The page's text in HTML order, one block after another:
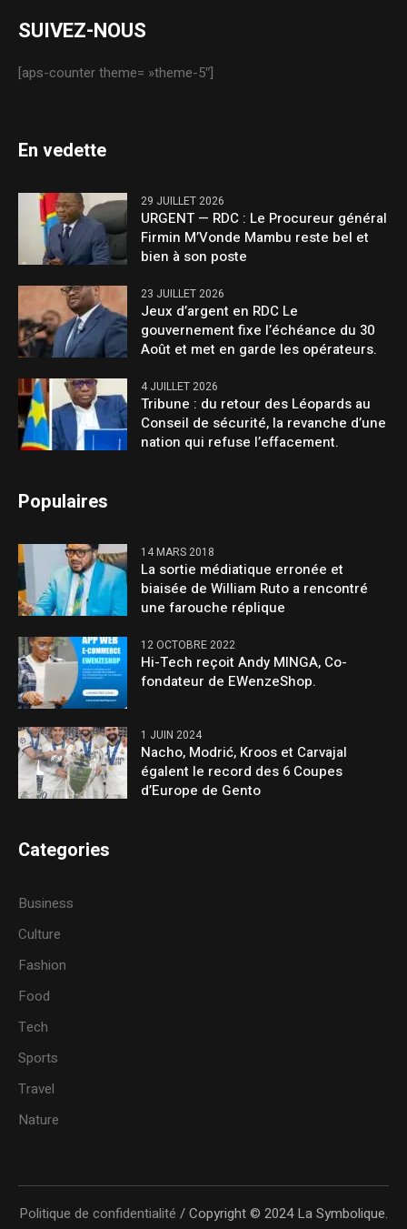
SUIVEZ-NOUS
[aps-counter theme= »theme-5″]
En vedette
29 JUILLET 2026
URGENT — RDC : Le Procureur général
Firmin M’Vonde Mambu reste bel et
bien à son poste
23 JUILLET 2026
Jeux d’argent en RDC Le
gouvernement fixe l’échéance du 30
Août et met en garde les opérateurs.
4 JUILLET 2026
Tribune : du retour des Léopards au
Conseil de sécurité, la revanche d’une
nation qui refuse l’effacement.
Populaires
14 MARS 2018
La sortie médiatique erronée et
biaisée de William Ruto a rencontré
une farouche réplique
12 OCTOBRE 2022
Hi-Tech reçoit Andy MINGA, Co-
fondateur de EWenzeShop.
1 JUIN 2024
Nacho, Modrić, Kroos et Carvajal
égalent le record des 6 Coupes
d’Europe de Gento
Categories
Business
Culture
Fashion
Food
Tech
Sports
Travel
Nature
Politique de confidentialité / Copyright © 2024 La Symbolique.